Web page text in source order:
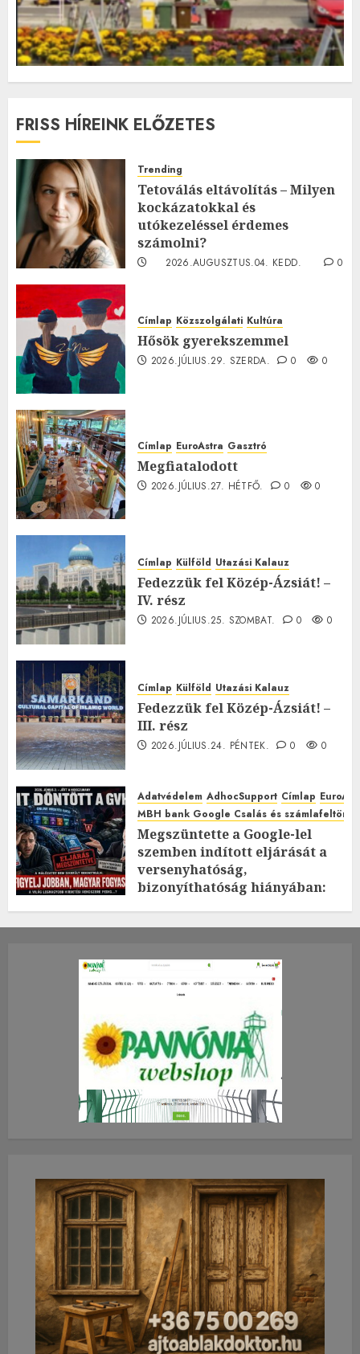
FRISS HÍREINK ELŐZETES
Trending
Tetoválás eltávolítás – Milyen
kockázatokkal és
utókezeléssel érdemes
számolni?
2026.AUGUSZTUS.04. KEDD.
0
Címlap Közszolgálati Kultúra
Hősök gyerekszemmel
2026.JÚLIUS.29. SZERDA. 0 0
Címlap EuroAstra Gasztró
Megfiatalodott
2026.JÚLIUS.27. HÉTFŐ. 0 0
Címlap Külföld Utazási Kalauz
Fedezzük fel Közép-Ázsiát! –
IV. rész
2026.JÚLIUS.25. SZOMBAT. 0 0
Címlap Külföld Utazási Kalauz
Fedezzük fel Közép-Ázsiát! –
III. rész
2026.JÚLIUS.24. PÉNTEK. 0 0
Adatvédelem AdhocSupport Címlap
MBH bank Google Csalás és
Megszüntette a Google-lel
szemben indított eljárását a
versenyhatóság,
bizonyíthatóság hiányában:
2026.JÚLIUS.23. CSÜTÖRTÖK.
0